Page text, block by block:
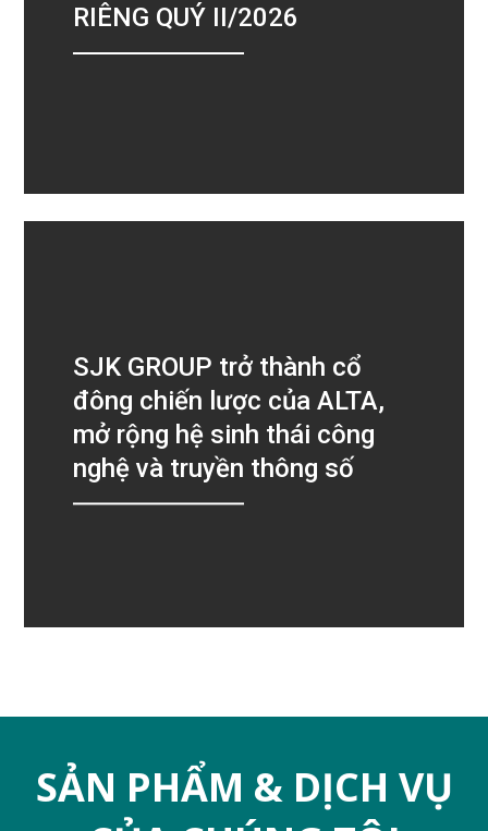
RIÊNG QUÝ II/2026
SJK GROUP trở thành cổ
đông chiến lược của ALTA,
mở rộng hệ sinh thái công
nghệ và truyền thông số
SẢN PHẨM & DỊCH VỤ